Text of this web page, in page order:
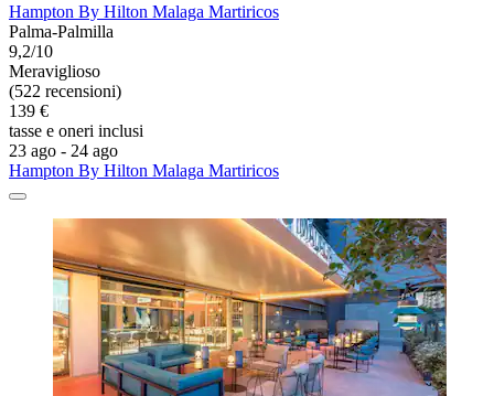
Hampton By Hilton Malaga Martiricos
Palma-Palmilla
9,2/10
Meraviglioso
(522 recensioni)
139 €
tasse e oneri inclusi
23 ago - 24 ago
Hampton By Hilton Malaga Martiricos